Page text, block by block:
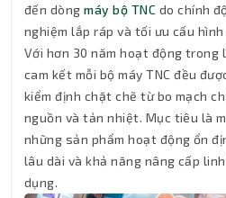
đến dòngmáy bộ TNC do chính
nghiệm lắp ráp và tối ưu cấu
Với hơn 30 năm hoạt động trong
cam kết mỗi bộ máy TNC đều
kiểm định chặt chẽ từ bo mạch
nguồn và tản nhiệt. Mục tiêu là
những sản phẩm hoạt động ổn
lâu dài và khả năng nâng cấp
dụng.